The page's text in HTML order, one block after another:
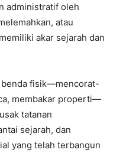
administratif oleh
atau
akar sejarah dan
benda fisik—mencorat-
membakar properti—
tatanan
sejarah, dan
yang telah terbangun